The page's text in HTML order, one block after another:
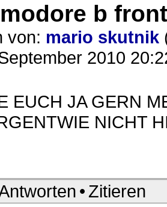
b
von: mario skutnik
2010
EUCH JA GERN
NICHT
• Zitieren